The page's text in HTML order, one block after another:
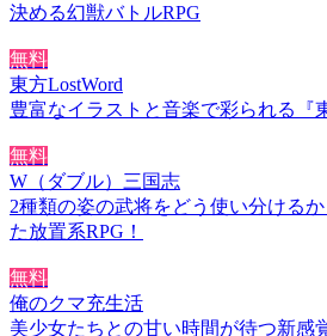
決める幻獣バトルRPG
無料
東方LostWord
豊富なイラストと音楽で彩られる『
無料
W（ダブル）三国志
2種類の姿の武将をどう使い分ける
た放置系RPG！
無料
俺のクマ充生活
美少女たちとの甘い時間が待つ新感